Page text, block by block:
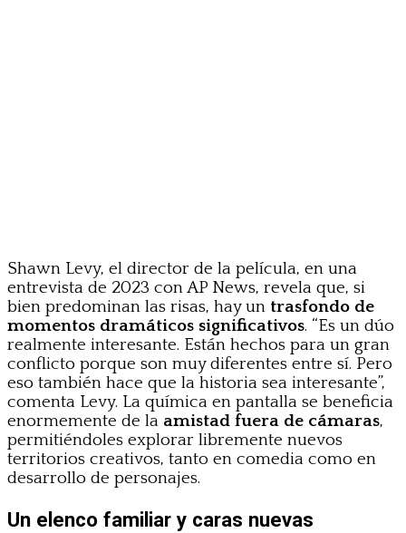
Shawn Levy, el director de la película, en una
entrevista de 2023 con AP News, revela que, si
bien predominan las risas, hay un trasfondo de
momentos dramáticos significativos. “Es un dúo
realmente interesante. Están hechos para un gran
conflicto porque son muy diferentes entre sí. Pero
eso también hace que la historia sea interesante”,
comenta Levy. La química en pantalla se beneficia
enormemente de la amistad fuera de cámaras,
permitiéndoles explorar libremente nuevos
territorios creativos, tanto en comedia como en
desarrollo de personajes.
Un elenco familiar y caras nuevas